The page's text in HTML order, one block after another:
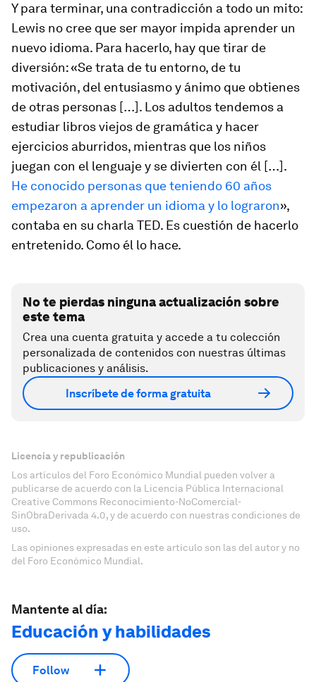
Y para terminar, una contradicción a todo un mito:
Lewis no cree que ser mayor impida aprender un
nuevo idioma. Para hacerlo, hay que tirar de
diversión: «Se trata de tu entorno, de tu
motivación, del entusiasmo y ánimo que obtienes
de otras personas […]. Los adultos tendemos a
estudiar libros viejos de gramática y hacer
ejercicios aburridos, mientras que los niños
juegan con el lenguaje y se divierten con él […].
He conocido personas que teniendo 60 años
empezaron a aprender un idioma y lo lograron»,
contaba en su charla TED. Es cuestión de hacerlo
entretenido. Como él lo hace.
No te pierdas ninguna actualización sobre
este tema
Crea una cuenta gratuita y accede a tu colección
personalizada de contenidos con nuestras últimas
publicaciones y análisis.
Inscríbete de forma gratuita
Licencia y republicación
Los artículos del Foro Económico Mundial pueden volver a
publicarse de acuerdo con la Licencia Pública Internacional
Creative Commons Reconocimiento-NoComercial-
SinObraDerivada 4.0, y de acuerdo con nuestras condiciones de
uso.
Las opiniones expresadas en este artículo son las del autor y no
del Foro Económico Mundial.
Mantente al día:
Educación y habilidades
Follow